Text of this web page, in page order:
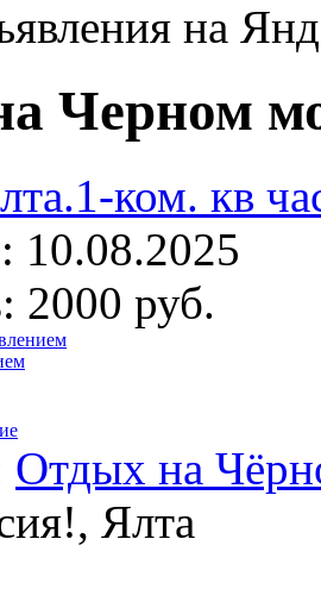
на
Черном
ком. кв
10.08.2025
2000 руб.
Отдых на
Ялта